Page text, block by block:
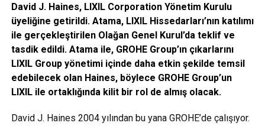
David J. Haines, LIXIL Corporation Yönetim Kurulu
üyeliğine getirildi. Atama, LIXIL Hissedarları’nın katılımı
ile gerçekleştirilen Olağan Genel Kurul’da teklif ve
tasdik edildi. Atama ile, GROHE Group’ın çıkarlarını
LIXIL Group yönetimi içinde daha etkin şekilde temsil
edebilecek olan Haines, böylece GROHE Group’un
LIXIL ile ortaklığında kilit bir rol de almış olacak.
David J. Haines 2004 yılından bu yana GROHE’de çalışıyor.